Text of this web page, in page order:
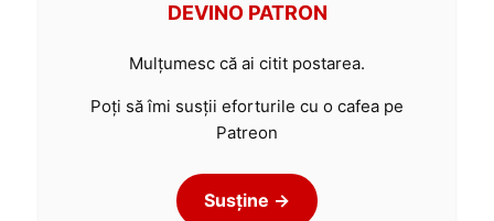
DEVINO PATRON
Mulțumesc că ai citit postarea.
Poți să îmi susții eforturile cu o cafea pe
Patreon
Susține →